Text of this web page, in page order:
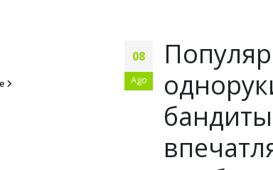
25
Jul
Рекомендации для
игр в клубе Вавада
выигрывать В
развлечениях...
read more